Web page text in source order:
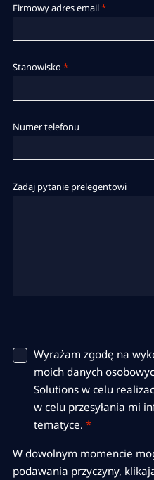
Firmowy adres email*
Stanowisko *
Numer telefonu
Zadaj pytanie prelegentowi
Wyrażam zgodę na
moich danych
Solutions w celu
w celu przesyłania mi
tematyce. *
W dowolnym momencie
podawania przyczyny,